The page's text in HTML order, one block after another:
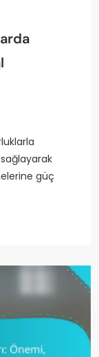
sağlayarak
güç